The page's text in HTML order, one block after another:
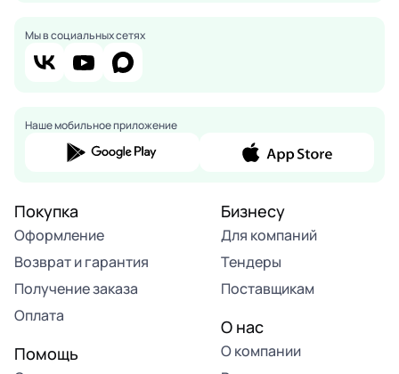
Мы в социальных сетях
Наше мобильное приложение
Покупка
Оформление
Возврат и гарантия
Получение заказа
Оплата
Помощь
Бизнесу
Для компаний
Тендеры
Поставщикам
О нас
О компании